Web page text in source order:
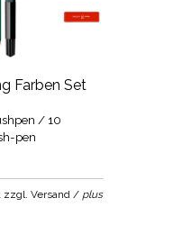
Farben Set
/ 10
pen
zzgl. Versand / plus